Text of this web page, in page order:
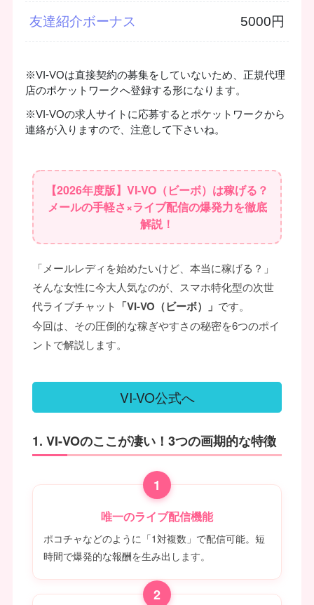
友達紹介ボーナス 5000円
※VI-VOは直接契約の募集をしていないため、正規代理
店のポケットワークへ登録する形になります。
※VI-VOの求人サイトに応募するとポケットワークから
連絡が入りますので、注意して下さいね。
【2026年度版】VI-VO（ビーボ）は稼げる？
メールの手軽さ×ライブ配信の爆発力を徹底
解説！
「メールレディを始めたいけど、本当に稼げる？」
そんな女性に今大人気なのが、スマホ特化型の次世
代ライブチャット 「VI-VO（ビーボ）」 です。
今回は、その圧倒的な稼ぎやすさの秘密を6つのポイ
ントで解説します。
VI-VO公式へ
1. VI-VOのここが凄い！3つの画期的な特徴
1
唯一のライブ配信機能
ポコチャなどのように「1対複数」で配信可能。短
時間で爆発的な報酬を生み出します。
2